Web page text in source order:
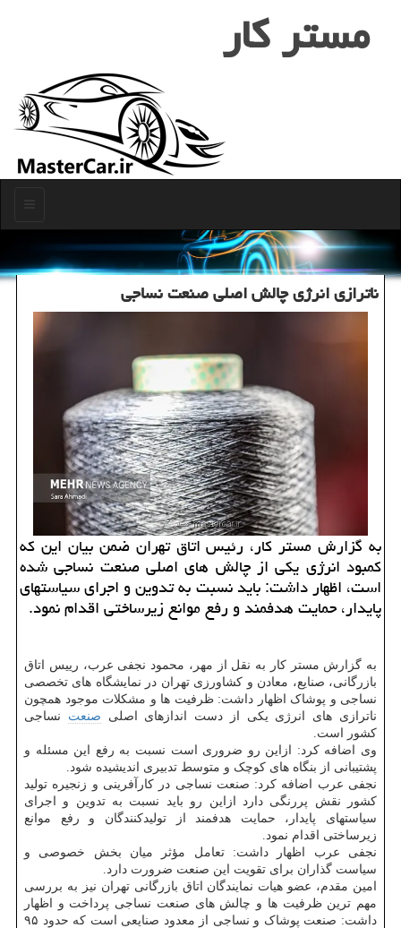
مستر كار
ناترازی انرژی چالش اصلی صنعت نساجی
به گزارش مستر کار، رئیس اتاق تهران ضمن بیان این که
کمبود انرژی یکی از چالش های اصلی صنعت نساجی شده
است، اظهار داشت: باید نسبت به تدوین و اجرای سیاستهای
پایدار، حمایت هدفمند و رفع موانع زیرساختی اقدام نمود.
به گزارش مستر کار به نقل از مهر، محمود نجفی عرب، رییس اتاق
بازرگانی، صنایع، معادن و کشاورزی تهران در نمایشگاه های تخصصی
نساجی و پوشاک اظهار داشت: ظرفیت ها و مشکلات موجود همچون
ناترازی های انرژی یکی از دست اندازهای اصلی صنعت نساجی
کشور است.
وی اضافه کرد: ازاین رو ضروری است نسبت به رفع این مسئله و
پشتیبانی از بنگاه های کوچک و متوسط تدبیری اندیشیده شود.
نجفی عرب اضافه کرد: صنعت نساجی در کارآفرینی و زنجیره تولید
کشور نقش پررنگی دارد ازاین رو باید نسبت به تدوین و اجرای
سیاستهای پایدار، حمایت هدفمند از تولیدکنندگان و رفع موانع
زیرساختی اقدام نمود.
نجفی عرب اظهار داشت: تعامل مؤثر میان بخش خصوصی و
سیاست گذاران برای تقویت این صنعت ضرورت دارد.
امین مقدم، عضو هیات نمایندگان اتاق بازرگانی تهران نیز به بررسی
مهم ترین ظرفیت ها و چالش های صنعت نساجی پرداخت و اظهار
داشت: صنعت پوشاک و نساجی از معدود صنایعی است که حدود ۹۵